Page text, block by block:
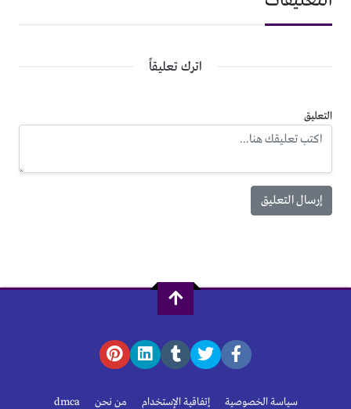
اترك تعليقاً
التعليق
سياسة الخصوصية إتفاقية الإستخدام من نحن dmca